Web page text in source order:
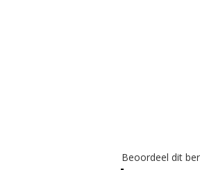
Beoordeel dit